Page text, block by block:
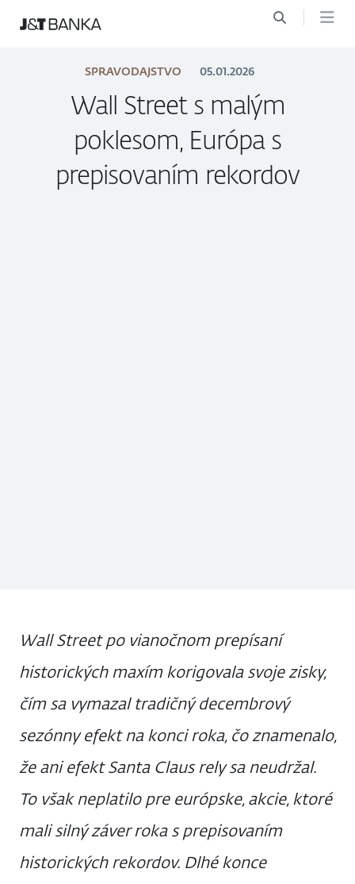
SPRAVODAJSTVO 05.01.2026
Wall Street s malým
poklesom, Európa s
prepisovaním rekordov
Wall Street po vianočnom prepísaní
historických maxím korigovala svoje zisky,
čím sa vymazal tradičný decembrový
sezónny efekt na konci roka, čo znamenalo,
že ani efekt Santa Claus rely sa neudržal.
To však neplatilo pre európske, akcie, ktoré
mali silný záver roka s prepisovaním
historických rekordov. Dlhé konce